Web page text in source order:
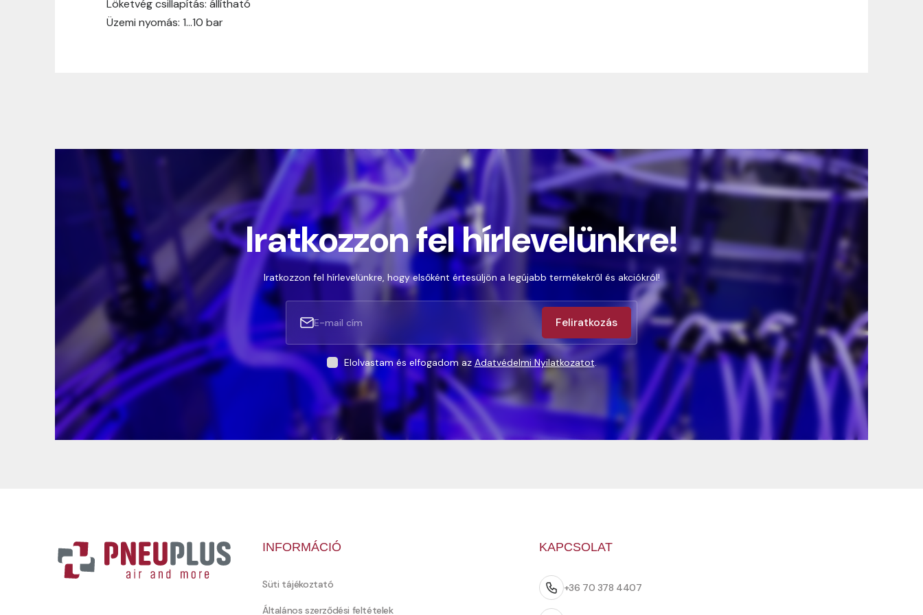
Löketvég csillapítás: állítható
Üzemi nyomás: 1…10 bar
Iratkozzon fel hírlevelünkre!
Iratkozzon fel hírlevelünkre, hogy elsőként értesüljön a legújabb termékekről és akciókról!
Feliratkozás
Elolvastam és elfogadom azAdatvédelmi Nyilatkozatot.
INFORMÁCIÓ
Süti tájékoztató
Általános szerződési feltételek
KAPCSOLAT
+36 70 378 4407